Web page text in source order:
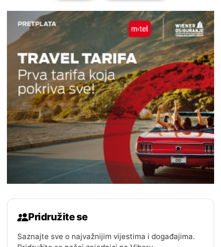
Pridružite se
Saznajte sve o najvažnijim vijestima i događajima.